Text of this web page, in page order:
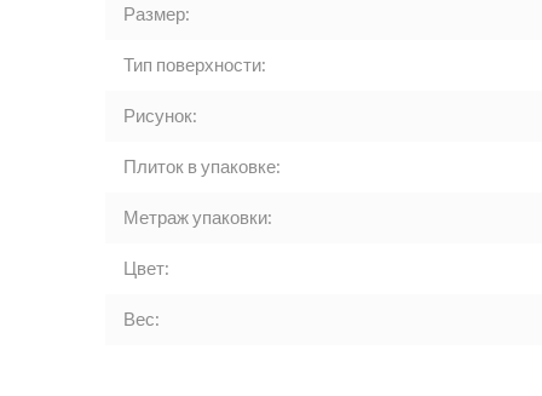
Размер:
Тип поверхности:
Рисунок:
Плиток в упаковке:
Метраж упаковки:
Цвет:
Вес: